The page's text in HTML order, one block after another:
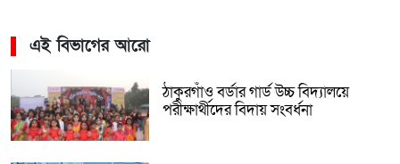
এই বিভাগের আরো
ঠাকুরগাঁও বর্ডার গার্ড উচ্চ বিদ্যালয়ে
পরীক্ষার্থীদের বিদায় সংবর্ধনা